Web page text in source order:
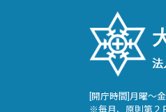
[開庁時間]月曜～
※毎月、原則第２